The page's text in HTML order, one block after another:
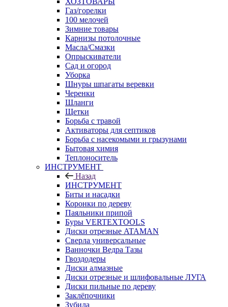
Газ/горелки
100 мелочей
Зимние товары
Карнизы потолочные
Масла/Смазки
Опрыскиватели
Сад и огород
Уборка
Шнуры шпагаты веревки
Черенки
Шланги
Щетки
Борьба с травой
Активаторы для септиков
Борьба с насекомыми и грызунами
Бытовая химия
Теплоноситель
ИНСТРУМЕНТ
Назад
ИНСТРУМЕНТ
Биты и насадки
Коронки по дереву
Паяльники припой
Буры VERTEXTOOLS
Диски отрезные ATAMAN
Сверла универсальные
Ванночки Ведра Тазы
Гвоздодеры
Диски алмазные
Диски отрезные и шлифовальные ЛУГА
Диски пильные по дереву
Заклёпочники
Зубила